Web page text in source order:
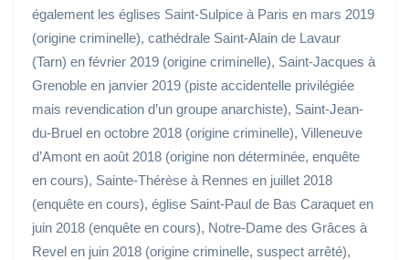
également les églises Saint-Sulpice à Paris en mars 2019
(origine criminelle), cathédrale Saint-Alain de Lavaur
(Tarn) en février 2019 (origine criminelle), Saint-Jacques à
Grenoble en janvier 2019 (piste accidentelle privilégiée
mais revendication d’un groupe anarchiste), Saint-Jean-
du-Bruel en octobre 2018 (origine criminelle), Villeneuve
d’Amont en août 2018 (origine non déterminée, enquête
en cours), Sainte-Thérèse à Rennes en juillet 2018
(enquête en cours), église Saint-Paul de Bas Caraquet en
juin 2018 (enquête en cours), Notre-Dame des Grâces à
Revel en juin 2018 (origine criminelle, suspect arrêté),